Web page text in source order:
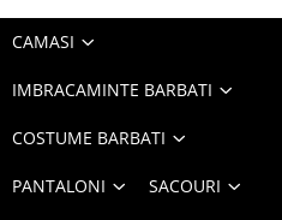
CAMASI
IMBRACAMINTE BARBATI
COSTUME BARBATI
PANTALONI SACOURI